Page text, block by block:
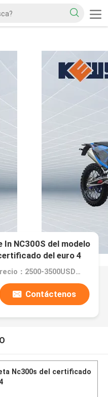
NC300S del modelo
del euro 4
Precio：2500-3500USD/PIECE
Contáctenos
Nc300s del certificado